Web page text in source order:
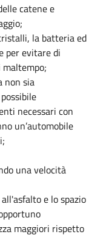
catene e
la batteria ed
per evitare di
non sia
necessari con
un’automobile
una velocità
e lo spazio
maggiori rispetto